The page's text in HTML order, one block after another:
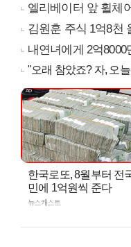
엘리베이터 앞 휠체
김원훈 주식 1억8천
내연녀에게 2억
"오래 참았죠? 자, 오
한국로또, 8월부터 전
민에 1억원씩 준다
뉴스캐스트